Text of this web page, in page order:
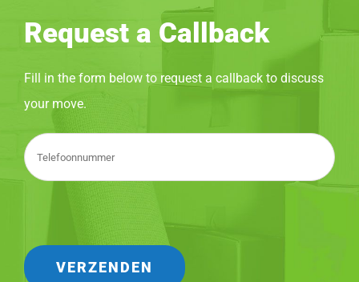
Request a Callback
Fill in the form below to request a callback to discuss
your move.